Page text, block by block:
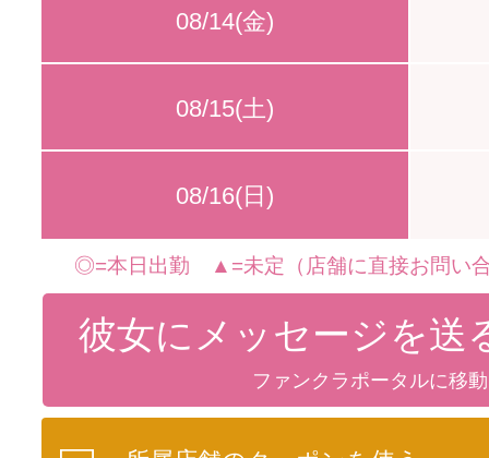
08/14(金)
08/15(土)
08/16(日)
◎=本日出勤 ▲=未定（店舗に直接お問い
彼女にメッセージを送
ファンクラポータルに移